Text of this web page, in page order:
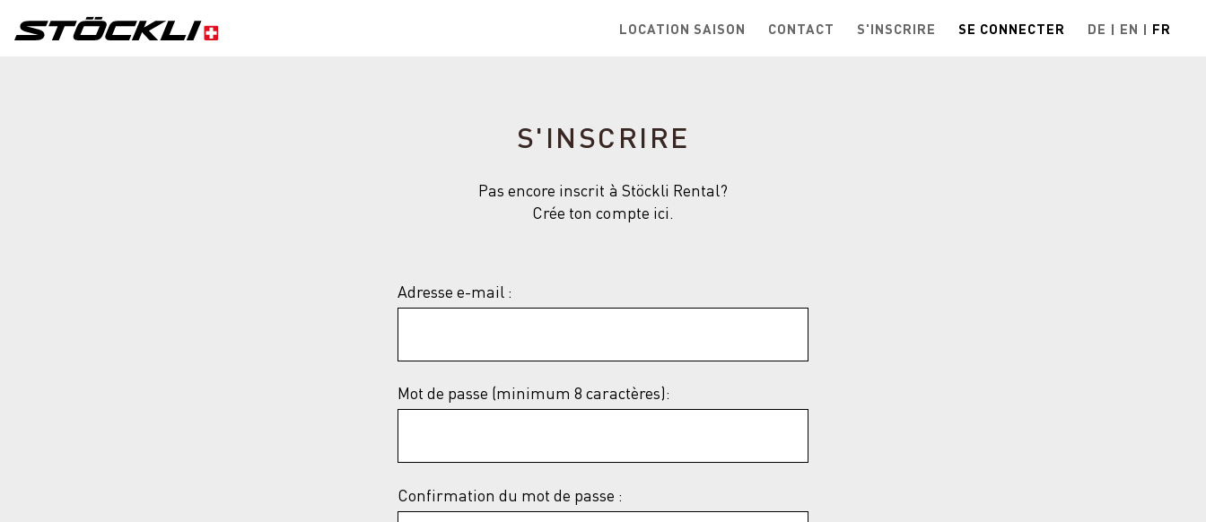
LOCATION SAISON CONTACT S'INSCRIRE SE CONNECTER DE EN FR
S'INSCRIRE
Pas encore inscrit à Stöckli Rental?
Crée ton compte ici.
Adresse e-mail :
Mot de passe (minimum 8 caractères):
Confirmation du mot de passe :